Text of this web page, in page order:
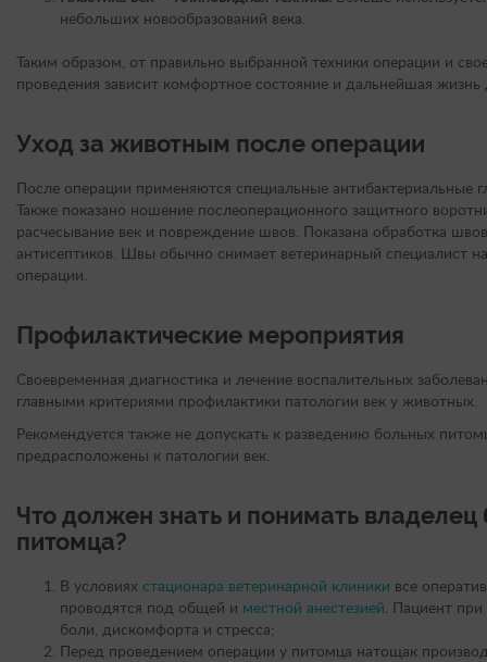
небольших новообразований века.
Таким образом, от правильно выбранной техники операции и
проведения зависит комфортное состояние и дальнейшая
Уход за животным после операции
После операции применяются специальные антибактериальные
Также показано ношение послеоперационного защитного
расчесывание век и повреждение швов. Показана обработка
антисептиков. Швы обычно снимает ветеринарный специалист
операции.
Профилактические мероприятия
Своевременная диагностика и лечение воспалительных
главными критериями профилактики патологии век у животных.
Рекомендуется также не допускать к разведению больных
предрасположены к патологии век.
Что должен знать и понимать владелец
питомца?
В условиях стационара ветеринарной клиники все
проводятся под общей и местной анестезией. Пациент
боли, дискомфорта и стресса;
Перед проведением операции у питомца натощак